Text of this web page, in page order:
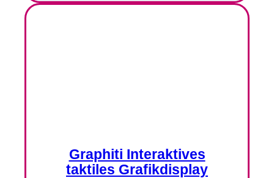
Graphiti Interaktives
taktiles Grafikdisplay